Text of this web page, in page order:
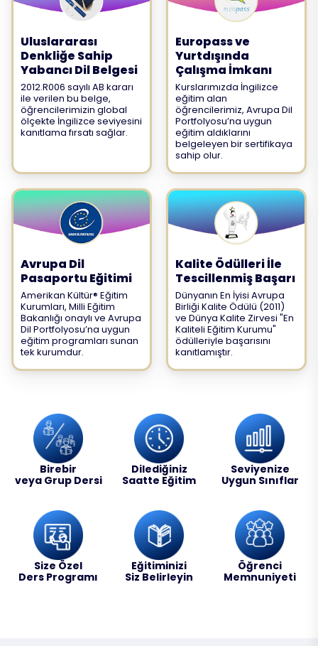
Uluslararası
Denkliğe Sahip
Yabancı Dil Belgesi
2012.R006 sayılı AB kararı
ile verilen bu belge,
öğrencilerimizin global
ölçekte İngilizce seviyesini
kanıtlama fırsatı sağlar.
Europass ve
Yurtdışında
Çalışma İmkanı
Kurslarımızda İngilizce
eğitim alan
öğrencilerimiz, Avrupa Dil
Portfolyosu’na uygun
eğitim aldıklarını
belgeleyen bir sertifikaya
sahip olur.
Avrupa Dil
Pasaportu Eğitimi
Amerikan Kültür® Eğitim
Kurumları, Milli Eğitim
Bakanlığı onaylı ve Avrupa
Dil Portfolyosu’na uygun
eğitim programları sunan
tek kurumdur.
Kalite Ödülleri İle
Tescillenmiş Başarı
Dünyanın En İyisi Avrupa
Birliği Kalite Ödülü (2011)
ve Dünya Kalite Zirvesi "En
Kaliteli Eğitim Kurumu"
ödülleriyle başarısını
kanıtlamıştır.
Birebir
veya Grup Dersi
Dilediğiniz
Saatte Eğitim
Seviyenize
Uygun Sınıflar
Size Özel
Ders Programı
Eğitiminizi
Siz Belirleyin
Öğrenci
Memnuniyeti